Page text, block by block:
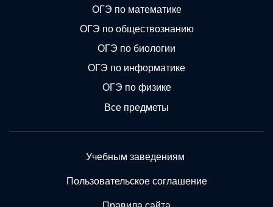
ОГЭ по математике
ОГЭ по обществознанию
ОГЭ по биологии
ОГЭ по информатике
ОГЭ по физике
Все предметы
Учебным заведениям
Пользовательское соглашение